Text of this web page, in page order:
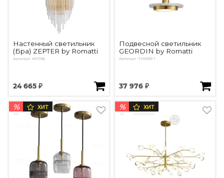
Настенный светильник
(Бра) ZEPTER by Romatti
Артикул: W11158
24 665 ₽
Подвесной светильник
GEORDIN by Romatti
Артикул: TH9033-1
37 976 ₽
% ХИТ % ХИТ